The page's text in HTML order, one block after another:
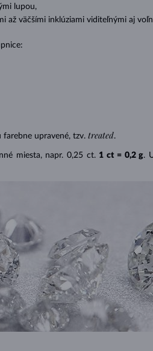
lupou,
až väčšími inklúziami viditeľnými aj
farebne upravené, tzv. treated.
miesta, napr. 0,25 ct. 1 ct = 0,2 g.